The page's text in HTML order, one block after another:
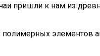
На Участке
пришли к нам из
элементов